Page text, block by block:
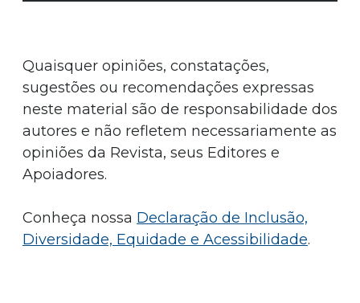
Quaisquer opiniões, constatações,
sugestões ou recomendações expressas
neste material são de responsabilidade dos
autores e não refletem necessariamente as
opiniões da Revista, seus Editores e
Apoiadores.
Conheça nossa Declaração de Inclusão,
Diversidade, Equidade e Acessibilidade.